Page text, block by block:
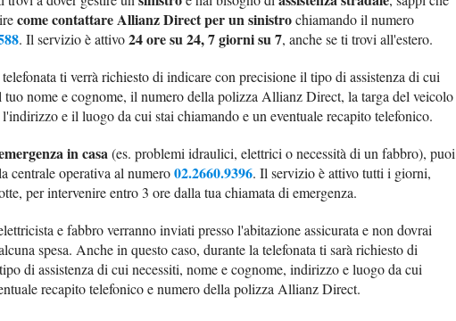
come contattare Allianz Direct per un sinistrochiamando il numero
. Il servizio è attivo24 ore su 24, 7 giorni su 7, anche se ti trovi all'estero.
ti verrà richiesto di indicare con precisione il tipo di assistenza di cui
tuo nome e cognome, il numero della polizza Allianz Direct, la targa del veicolo
l'indirizzo e il luogo da cui stai chiamando e un eventuale recapito telefonico.
in casa(es. problemi idraulici, elettrici o necessità di un fabbro), puoi
centrale operativa al numero02.2660.9396. Il servizio è attivo tutti i giorni,
per intervenire entro 3 ore dalla tua chiamata di emergenza.
e fabbro verranno inviati presso l'abitazione assicurata e non dovrai
spesa. Anche in questo caso, durante la telefonata ti sarà richiesto di
di assistenza di cui necessiti, nome e cognome, indirizzo e luogo da cui
recapito telefonico e numero della polizza Allianz Direct.